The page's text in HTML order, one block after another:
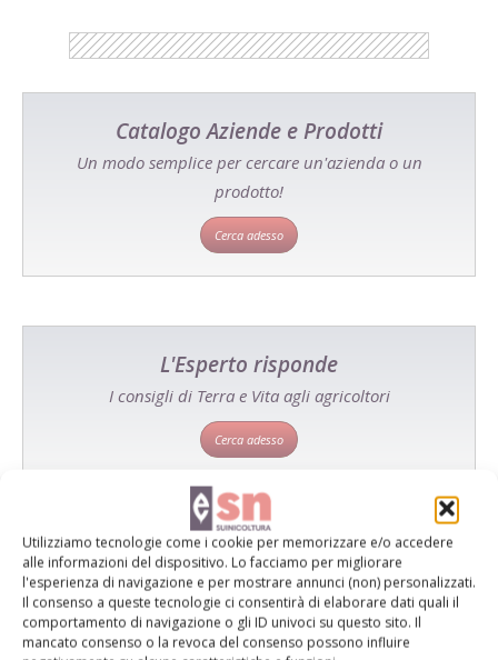
Utilizziamo tecnologie come i cookie per memorizzare e/o accedere
alle informazioni del dispositivo. Lo facciamo per migliorare
l'esperienza di navigazione e per mostrare annunci (non) personalizzati.
Il consenso a queste tecnologie ci consentirà di elaborare dati quali il
comportamento di navigazione o gli ID univoci su questo sito. Il
mancato consenso o la revoca del consenso possono influire
Catalogo Aziende e Prodotti
Un modo semplice per cercare un'azienda o un
prodotto!
Cerca adesso
L'Esperto risponde
I consigli di Terra e Vita agli agricoltori
Cerca adesso